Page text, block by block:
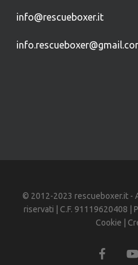
info@rescueboxer.it
© 2012-2023 rescueboxer.it -
riservati | C.F. 91119620408 |
Cookie |
facebook